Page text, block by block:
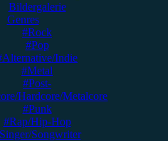
Bildergalerie
Genres
#Rock
#Pop
Indie
#Metal
#Post-
Hardcore/Metalcore
#Punk
#Rap/Hip-Hop
Songwriter